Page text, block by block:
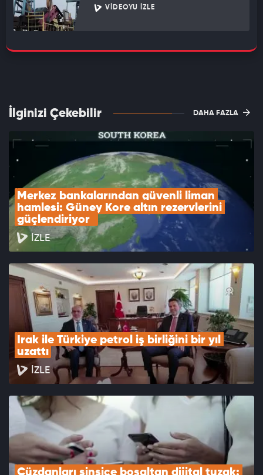
VIDEOYU İZLE
İlginizi Çekebilir DAHA FAZLA
Merkez bankalarından güvenli liman
hamlesi: Güney Kore altın rezervlerini
güçlendiriyor
İZLE
Irak ile Türkiye petrol iş birliğini bir yıl
uzattı
İZLE